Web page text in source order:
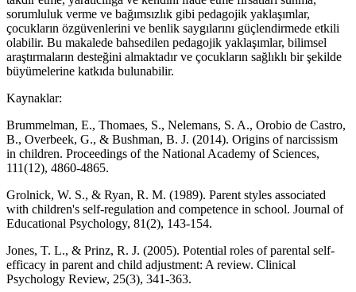
sorumluluk verme ve bağımsızlık gibi pedagojik yaklaşımlar,
çocukların özgüvenlerini ve benlik saygılarını güçlendirmede etkili
olabilir. Bu makalede bahsedilen pedagojik yaklaşımlar, bilimsel
araştırmaların desteğini almaktadır ve çocukların sağlıklı bir şekilde
büyümelerine katkıda bulunabilir.
Kaynaklar:
Brummelman, E., Thomaes, S., Nelemans, S. A., Orobio de Castro,
B., Overbeek, G., & Bushman, B. J. (2014). Origins of narcissism
in children. Proceedings of the National Academy of Sciences,
111(12), 4860-4865.
Grolnick, W. S., & Ryan, R. M. (1989). Parent styles associated
with children's self-regulation and competence in school. Journal of
Educational Psychology, 81(2), 143-154.
Jones, T. L., & Prinz, R. J. (2005). Potential roles of parental self-
efficacy in parent and child adjustment: A review. Clinical
Psychology Review, 25(3), 341-363.